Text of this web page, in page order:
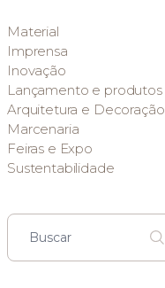
Material
Imprensa
Inovação
Lançamento e produtos
Arquitetura e Decoração
Marcenaria
Feiras e Expo
Sustentabilidade